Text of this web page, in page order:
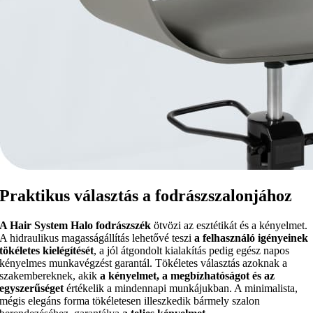
Praktikus választás a fodrászszalonjához
A Hair System Halo fodrászszék ötvözi az esztétikát és a kényelmet.
A hidraulikus magasságállítás lehetővé teszia felhasználó igényeinek
tökéletes kielégítését, a jól átgondolt kialakítás pedig egész napos
kényelmes munkavégzést garantál. Tökéletes választás azoknak a
szakembereknek, akika kényelmet, a megbízhatóságot és az
egyszerűséget értékelik a mindennapi munkájukban. A minimalista,
mégis elegáns forma tökéletesen illeszkedik bármely szalon